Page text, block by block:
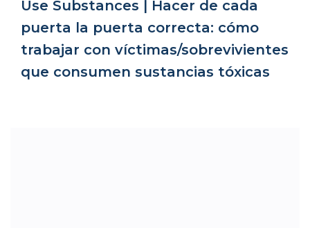
Use Substances | Hacer de cada
puerta la puerta correcta: cómo
trabajar con víctimas/sobrevivientes
que consumen sustancias tóxicas